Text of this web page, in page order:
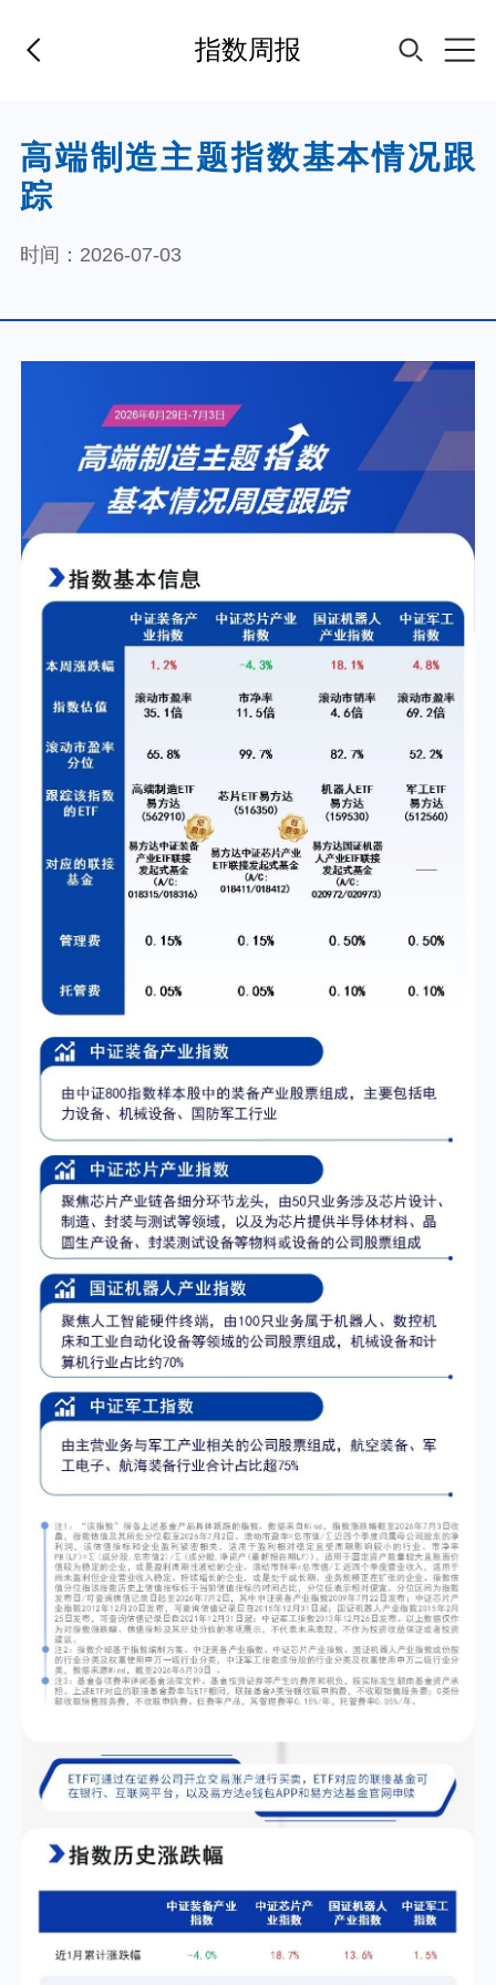
指数周报
首页
基金经理
指数专区
个人养老金
投资顾问
关于我们
客服中心
English
高端制造主题指数基本情况跟
踪
时间：2026-07-03